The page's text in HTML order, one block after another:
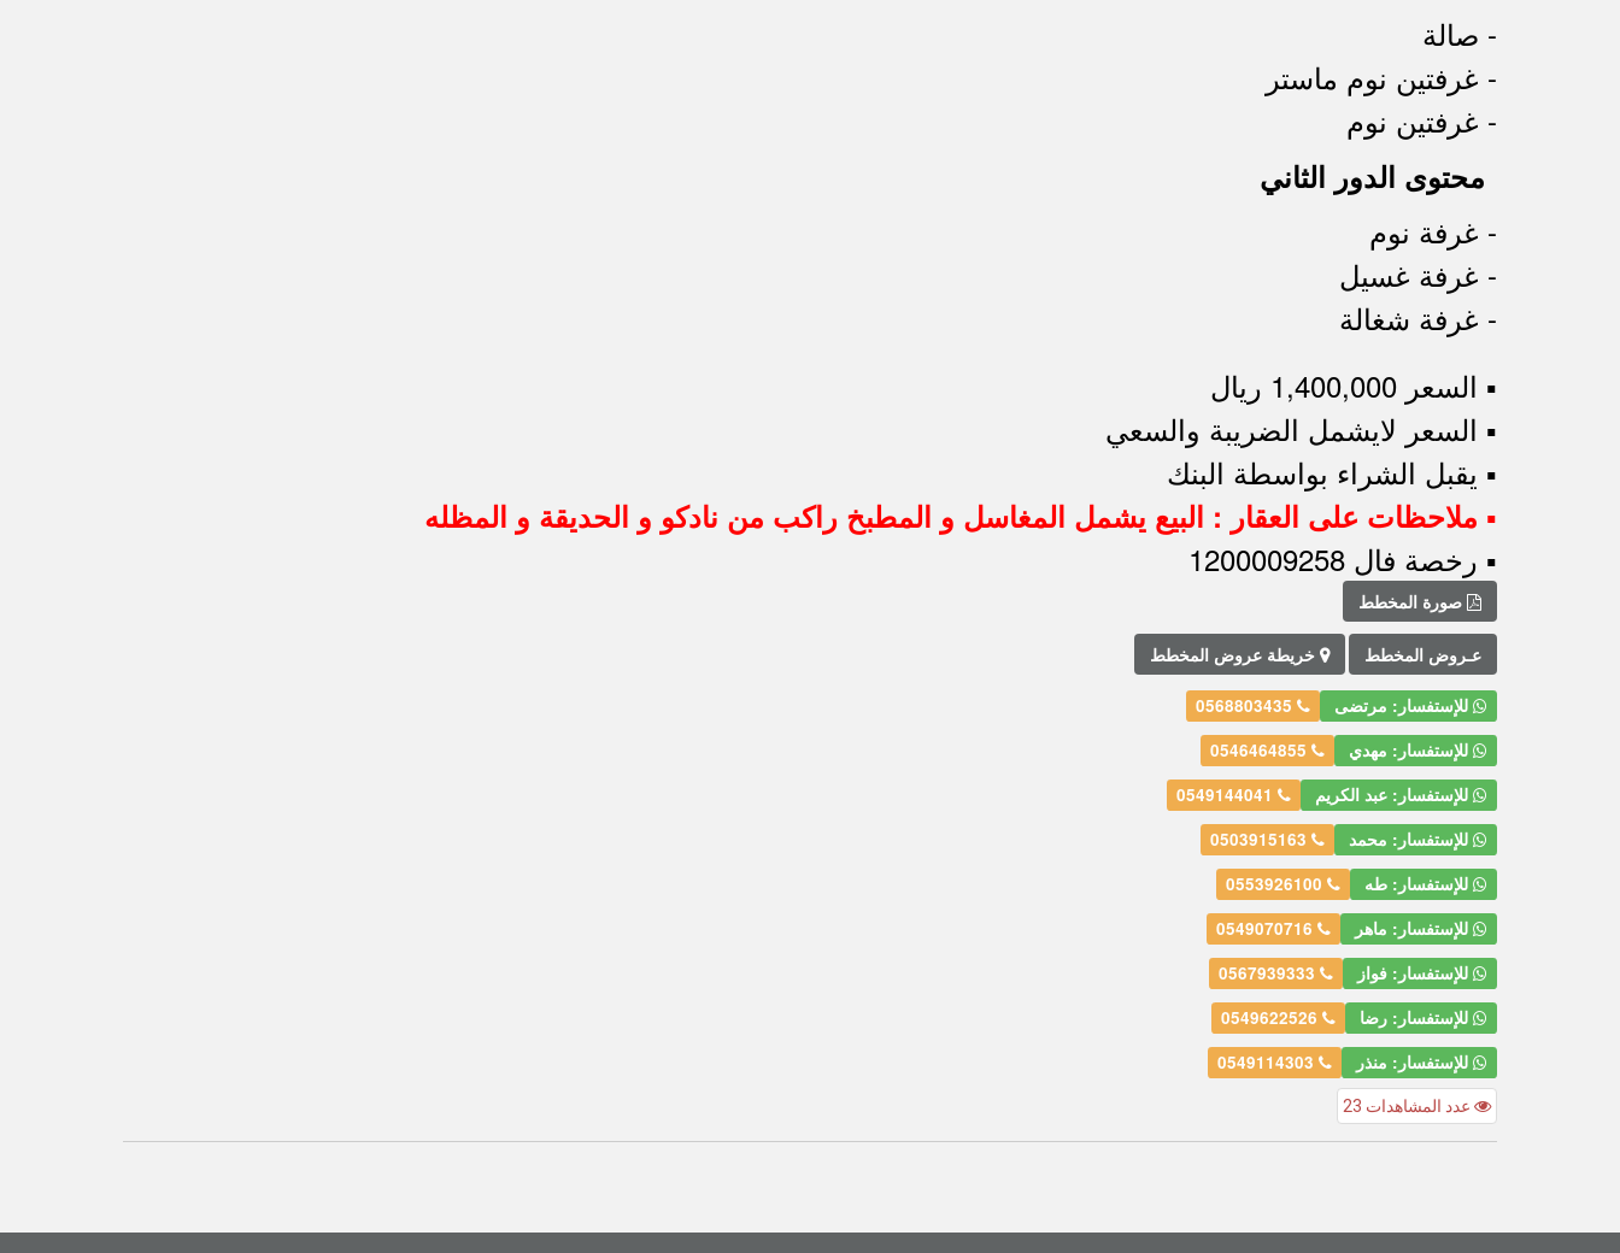
- صالة
- غرفتين نوم ماستر
- غرفتين نوم
محتوى الدور الثاني
- غرفة نوم
- غرفة غسيل
- غرفة شغالة
▪︎ السعر 1,400,000 ريال
▪︎ السعر لايشمل الضريبة والسعي
▪︎ يقبل الشراء بواسطة البنك
▪︎ ملاحظات على العقار : البيع يشمل المغاسل و المطبخ راكب من نادكو و الحديقة و المظله
▪︎ رخصة فال 1200009258
صورة المخطط
عـروض المخطط خريطة عروض المخطط
للإستفسار: مرتضى
للإستفسار: مهدي
للإستفسار: عبد الكريم
للإستفسار: محمد
للإستفسار: طه
للإستفسار: ماهر
للإستفسار: فواز
للإستفسار: رضا
للإستفسار: منذر
عدد المشاهدات 23